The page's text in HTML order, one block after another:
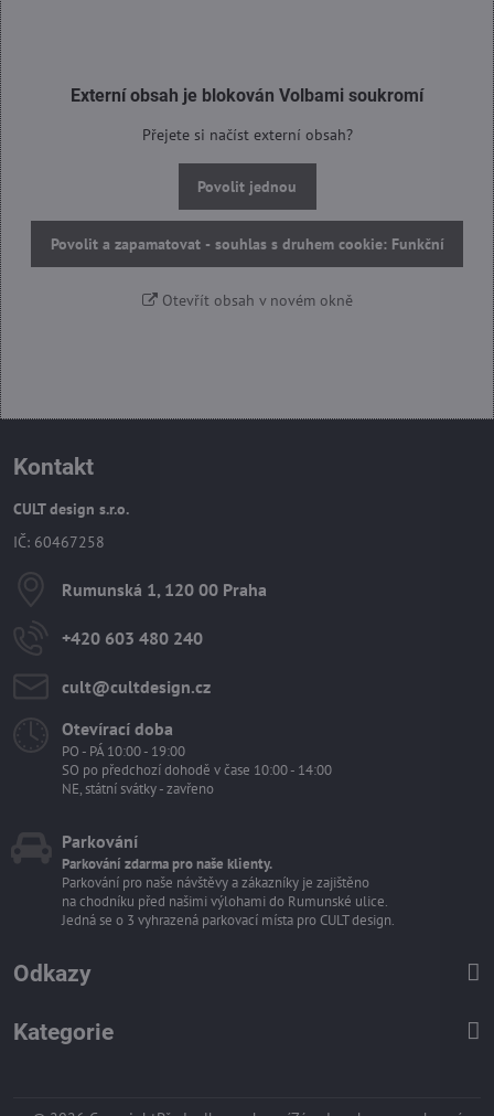
Externí obsah je blokován Volbami soukromí
Přejete si načíst externí obsah?
Povolit jednou
Povolit a zapamatovat - souhlas s druhem cookie: Funkční
Otevřít obsah v novém okně
Kontakt
CULT design s.r.o.
IČ: 60467258
Rumunská 1, 120 00 Praha
+420 603 480 240
cult​@cultdesign​.cz
Otevírací doba
PO - PÁ 10:00 - 19:00
SO po předchozí dohodě v čase 10:00 - 14:00
NE, státní svátky - zavřeno
Parkování
Parkování zdarma pro naše klienty.
Parkování pro naše návštěvy a zákazníky je zajištěno
na chodníku před našimi výlohami do Rumunské ulice.
Jedná se o 3 vyhrazená parkovací místa pro CULT design.
Odkazy
Kategorie